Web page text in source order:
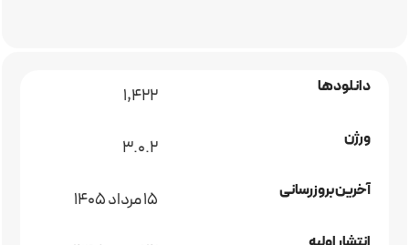
دانلودها 1,422
ورژن 3.0.2
آخرین بروزرسانی 15 مرداد 1405